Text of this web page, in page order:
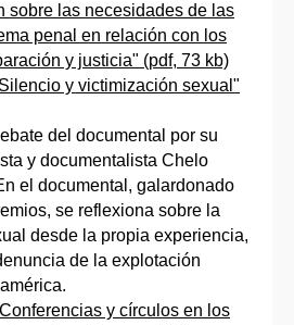
sobre las necesidades de las
penal en relación con los
y justicia" (pdf, 73 kb)
y victimización sexual"
del documental por su
y documentalista Chelo
el documental, galardonado
se reflexiona sobre la
desde la propia experiencia,
de la explotación
y círculos en los